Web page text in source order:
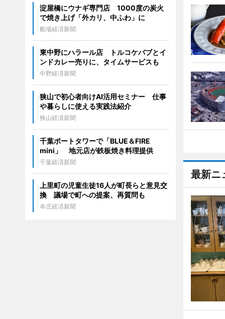
最新ニ
淀屋橋にウナギ専門店 1000度の炭火
で焼き上げ「外カリ、中ふわ」に
船場経済新聞
東中野にハラール店 トルコケバブとイ
ンドカレー売りに、タイムサービスも
中野経済新聞
狭山で初心者向けAI活用セミナー 仕事
や暮らしに使える実践法紹介
狭山経済新聞
千葉ポートタワーで「BLUE＆FIRE
mini」 地元店が鉄板焼き料理提供
千葉経済新聞
上里町の児童生徒16人が町長らと意見交
換 議場で町への提案、再質問も
本庄経済新聞